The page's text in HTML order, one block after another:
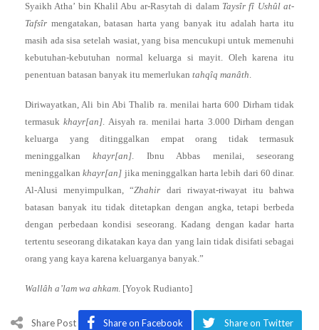
Syaikh Atha’ bin Khalil Abu ar-Rasytah di dalam Taysîr fî Ushûl at-
Tafsîr mengatakan, batasan harta yang banyak itu adalah harta itu
masih ada sisa setelah wasiat, yang bisa mencukupi untuk memenuhi
kebutuhan-kebutuhan normal keluarga si mayit. Oleh karena itu
penentuan batasan banyak itu memerlukan tahqîq manâth.
Diriwayatkan, Ali bin Abi Thalib ra. menilai harta 600 Dirham tidak
termasukkhayr[an]. Aisyah ra. menilai harta 3.000 Dirham dengan
keluarga yang ditinggalkan empat orang tidak termasuk
meninggalkankhayr[an]. Ibnu Abbas menilai, seseorang
meninggalkankhayr[an] jika meninggalkan harta lebih dari 60 dinar.
Al-Alusi menyimpulkan, “Zhahir dari riwayat-riwayat itu bahwa
batasan banyak itu tidak ditetapkan dengan angka, tetapi berbeda
dengan perbedaan kondisi seseorang. Kadang dengan kadar harta
tertentu seseorang dikatakan kaya dan yang lain tidak disifati sebagai
orang yang kaya karena keluarganya banyak.”
Wallâh a’lam wa ahkam. [Yoyok Rudianto]
Share Post Share on Facebook Share on Twitter